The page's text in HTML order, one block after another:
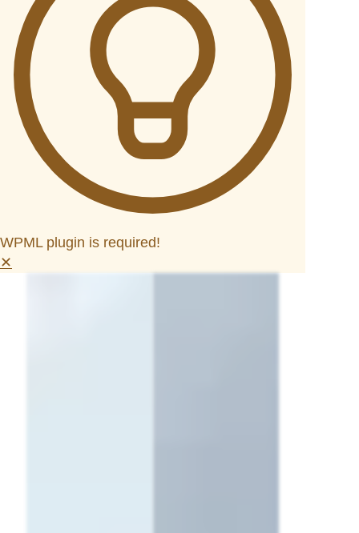
WPML plugin is required!
✕